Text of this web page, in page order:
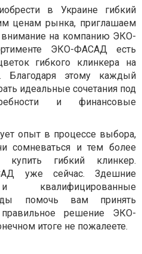
в Украине гибкий
ценам рынка, приглашаем
внимание на компанию ЭКО-
ЭКО-ФАСАД есть
гибкого клинкера на
этому каждый
идеальные сочетания под
и финансовые
опыт в процессе выбора,
сомневаться и тем более
купить гибкий клинкер.
уже сейчас. Здешние
квалифицированные
помочь вам принять
решение ЭКО-
итоге не пожалеете.